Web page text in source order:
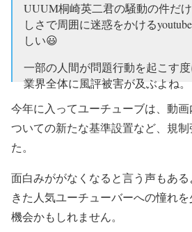
日
UUUM桐崎英二君の騒動の件だ
しさで周囲に迷惑をかける
しい😃
一部の人間が問題行動を起こす
業界全体に風評被害が及ぶよね。
本人が深く反省していても結局
面目にやってる連中なんだよな
— 撲滅活動くん
日
今年に入ってユーチューブは、動
ついての新たな基準設置など、規
た。
面白みががなくなると言う声もあ
きた人気ユーチューバーへの憧れ
機会かもしれません。